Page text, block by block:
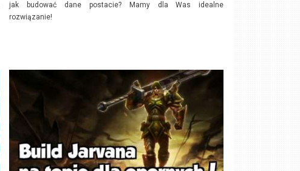
jak budować dane postacie? Mamy dla Was idealne
rozwiązanie!